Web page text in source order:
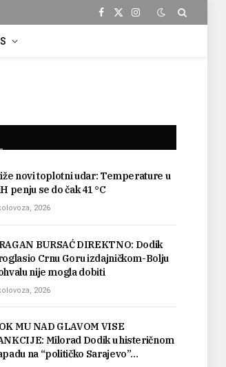
Facebook
X
Instagram
novi toplotni udar: Temperature u
penju se do čak 41 °C
2026
BURSAĆ DIREKTNO: Dodik
Crnu Goru izdajničkom-Bolju
nije mogla dobiti
2026
MU NAD GLAVOM VISE
Milorad Dodik u histeričnom
na “političko Sarajevo”…